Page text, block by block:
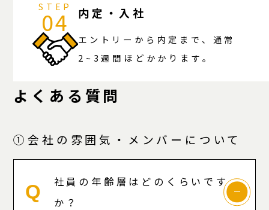
STEP
04 内定・入社
エントリーから内定まで、通常
2~3週間ほどかかります。
よくある質問
①会社の雰囲気・メンバーについて
Q
社員の年齢層はどのくらいです
か？